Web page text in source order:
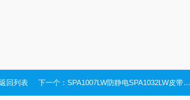
回列表 下一个： SPA1007LW防静电SPA1032LW皮带SPA1032LW